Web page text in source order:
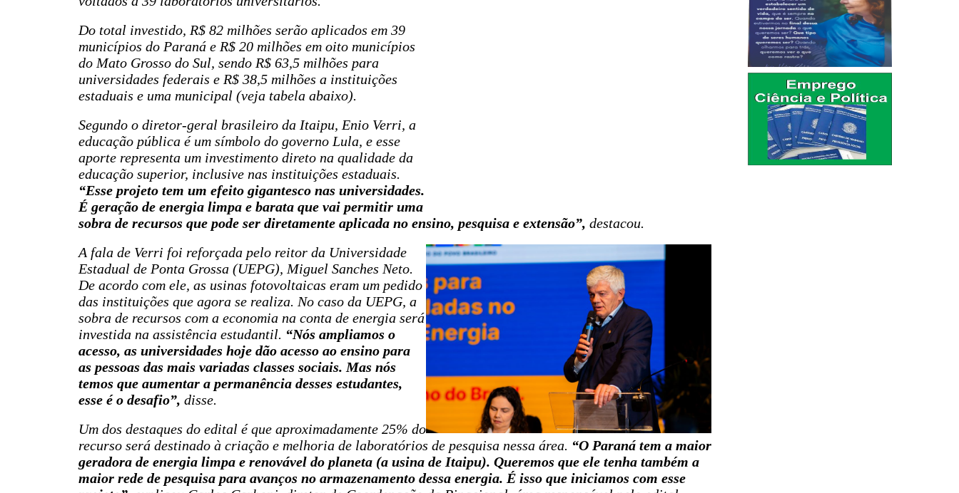
Do total investido, R$ 82 milhões serão aplicados em 39
municípios do Paraná e R$ 20 milhões em oito municípios
do Mato Grosso do Sul, sendo R$ 63,5 milhões para
universidades federais e R$ 38,5 milhões a instituições
estaduais e uma municipal (veja tabela abaixo).
Segundo o diretor-geral brasileiro da Itaipu, Enio Verri, a
educação pública é um símbolo do governo Lula, e esse
aporte representa um investimento direto na qualidade da
educação superior, inclusive nas instituições estaduais.
“Esse projeto tem um efeito gigantesco nas universidades.
É geração de energia limpa e barata que vai permitir uma
sobra de recursos que pode ser diretamente aplicada no ensino, pesquisa e extensão”, destacou.
A fala de Verri foi reforçada pelo reitor da Universidade
Estadual de Ponta Grossa (UEPG), Miguel Sanches Neto.
De acordo com ele, as usinas fotovoltaicas eram um pedido
das instituições que agora se realiza. No caso da UEPG, a
sobra de recursos com a economia na conta de energia será
investida na assistência estudantil. “Nós ampliamos o
acesso, as universidades hoje dão acesso ao ensino para
as pessoas das mais variadas classes sociais. Mas nós
temos que aumentar a permanência desses estudantes,
esse é o desafio”, disse.
Um dos destaques do edital é que aproximadamente 25% do
recurso será destinado à criação e melhoria de laboratórios de pesquisa nessa área. “O Paraná tem a maior
geradora de energia limpa e renovável do planeta (a usina de Itaipu). Queremos que ele tenha também a
maior rede de pesquisa para avanços no armazenamento dessa energia. É isso que iniciamos com esse